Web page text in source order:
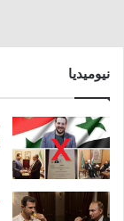
نيوميديا